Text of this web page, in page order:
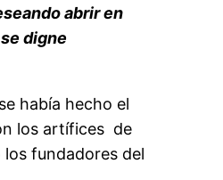
abrir en
digne
había hecho el
los artífices de
fundadores del